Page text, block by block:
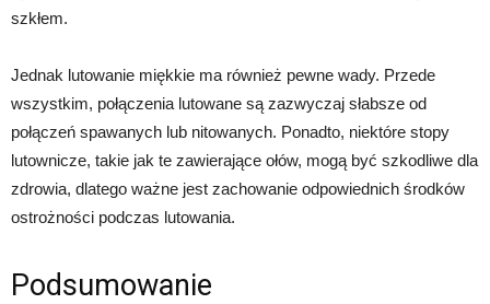
szkłem.
Jednak lutowanie miękkie ma również pewne wady. Przede
wszystkim, połączenia lutowane są zazwyczaj słabsze od
połączeń spawanych lub nitowanych. Ponadto, niektóre stopy
lutownicze, takie jak te zawierające ołów, mogą być szkodliwe dla
zdrowia, dlatego ważne jest zachowanie odpowiednich środków
ostrożności podczas lutowania.
Podsumowanie